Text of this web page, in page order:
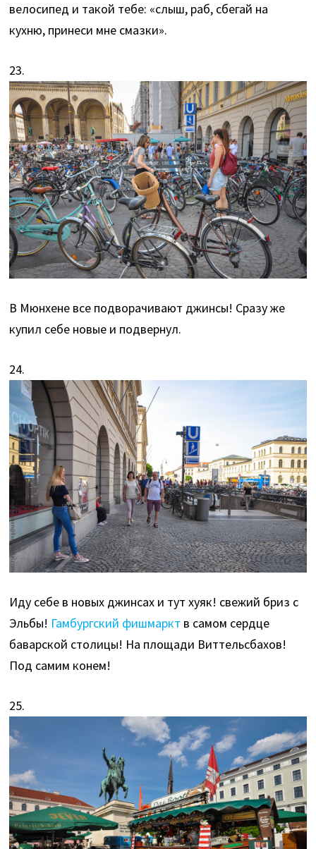
велосипед и такой тебе: «слыш, раб, сбегай на
кухню, принеси мне смазки».
23.
В Мюнхене все подворачивают джинсы! Сразу же
купил себе новые и подвернул.
24.
Иду себе в новых джинсах и тут хуяк! свежий бриз с
Эльбы! Гамбургский фишмаркт в самом сердце
баварской столицы! На площади Виттельсбахов!
Под самим конем!
25.